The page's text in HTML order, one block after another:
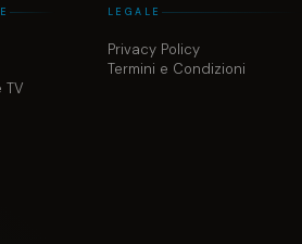
TV
LEGALE
Privacy Policy
Termini e Condizioni